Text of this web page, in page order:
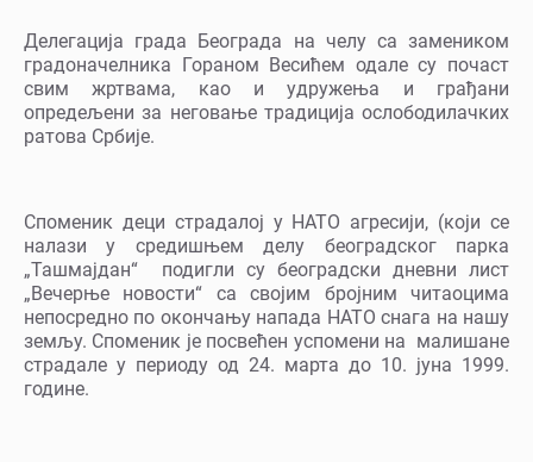
Делегација града Београда на челу са замеником
градоначелника Гораном Весићем одале су почаст
свим жртвама, као и удружења и грађани
опредељени за неговање традиција ослободилачких
ратова Србије.
Споменик деци страдалој у НАТО агресији, (који се
налази у средишњем делу београдског парка
„Ташмајдан“ подигли су београдски дневни лист
„Вечерње новости“ са својим бројним читаоцима
непосредно по окончању напада НАТО снага на нашу
земљу. Споменик је посвећен успомени на малишане
страдале у периоду од 24. марта до 10. јуна 1999.
године.